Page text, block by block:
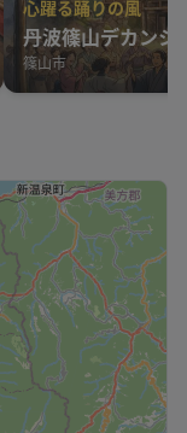
心躍る踊りの風
丹波篠山デカンシ
篠山市